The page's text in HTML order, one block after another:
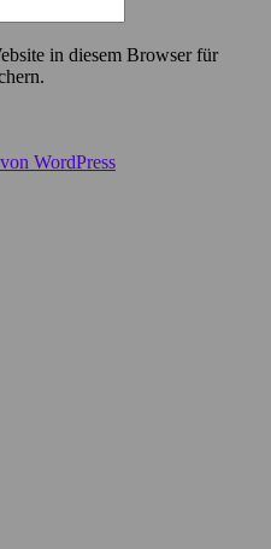
in diesem Browser für
WordPress